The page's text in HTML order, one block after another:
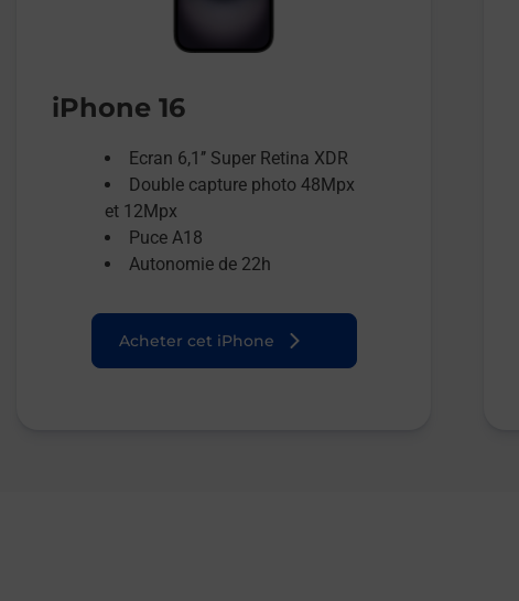
iPhone 16
Ecran 6,1’’ Super Retina XDR
Double capture photo 48Mpx
et 12Mpx
Puce A18
Autonomie de 22h
Acheter cet iPhone